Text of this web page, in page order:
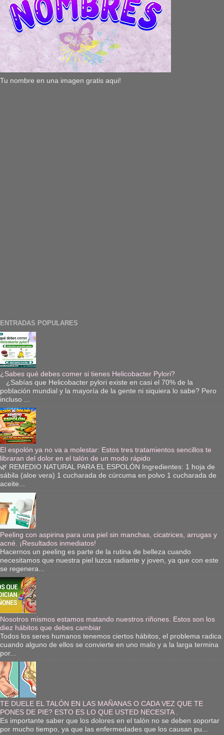
Tu nombre en una imagen gratis aqui!
ENTRADAS POPULARES
¿Sabes qué debes comer si tienes Helicobacter Pylori?
¿Sabías que Helicobacter pylori existe en casi el 70% de la
población mundial y la mayoría de la gente ni siquiera lo sabe? Pero
incluso ...
El espolón ya no va a molestar: Estos tres tratamientos sencillos te
libraran del dolor en el talón de un modo rápido
🌿 REMEDIO NATURAL PARA EL ESPOLÓN Ingredientes: 1 hoja de
sábila (aloe vera) 1 cucharada de cúrcuma en polvo 1 cucharada de
aceite...
Peeling con aspirina para una piel sin manchas, cicatrices, arrugas y
acné. ¡Resultados inmediatos!
Hacernos un peeling es parte de la rutina de belleza cuando
necesitamos que nuestra piel luzca radiante y joven, ya que con este
se regenera...
Nosotros mismos estamos matando nuestros riñones. Estos son los
diez hábitos que debes cambiar
Todos los seres humanos tenemos ciertos hábitos, el problema radica
cuando alguno de ellos se convierte en uno malo y a la larga termina
por...
TE DUELE EL TALÓN EN LAS MAÑANAS O CADA VEZ QUE TE
PONES DE PIE? ESTO ES LO QUE USTED NECESITA .
Es importante saber que los dolores en el talón no se deben soportar
por mucho tiempo, ya que las enfermedades que los causan pu...